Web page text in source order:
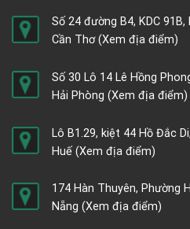
Số 24 đường B4, KDC
Cần Thơ(Xem địa điểm)
Số 30 Lô 14 Lê Hồng
Hải Phòng (Xem địa điểm)
Lô B1.29, kiệt 44 Hồ Đắc
Huế (Xem địa điểm)
174 Hàn Thuyên, Phường
Nẵng (Xem địa điểm)